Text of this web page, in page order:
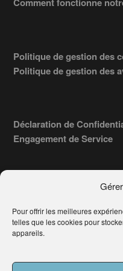
Pour offrir les meilleures
telles que les cookies pour
appareils.
Comment fonctionne
Politique de gestion des
Politique de gestion des
Déclaration de
Engagement de Service
COPYRIGHT © 2026 ·
LA SOCIÉTÉAWATECH- 91,